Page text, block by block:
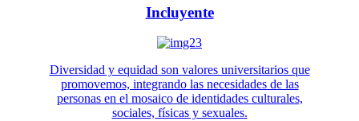
Incluyente
Diversidad y equidad son valores universitarios que
promovemos, integrando las necesidades de las
personas en el mosaico de identidades culturales,
sociales, físicas y sexuales.